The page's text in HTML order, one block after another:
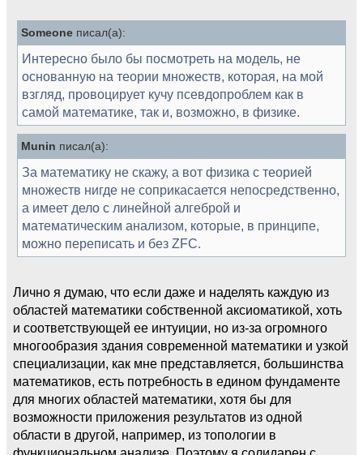
Someone писал(а):
Интересно было бы посмотреть на модель, не
основанную на теории множеств, которая, на мой
взгляд, провоцирует кучу псевдопроблем как в
самой математике, так и, возможно, в физике.
Munin писал(а):
За математику не скажу, а вот физика с теорией
множеств нигде не соприкасается непосредственно,
а имеет дело с линейной алгеброй и
математическим анализом, которые, в принципе,
можно переписать и без ZFC.
Лично я думаю, что если даже и наделять каждую из
областей математики собственной аксиоматикой, хоть
и соответствующей ее интуиции, но из-за огромного
многообразия здания современной математики и узкой
специализации, как мне представляется, большинства
математиков, есть потребность в едином фундаменте
для многих областей математики, хотя бы для
возможности приложения результатов из одной
области в другой, например, из топологии в